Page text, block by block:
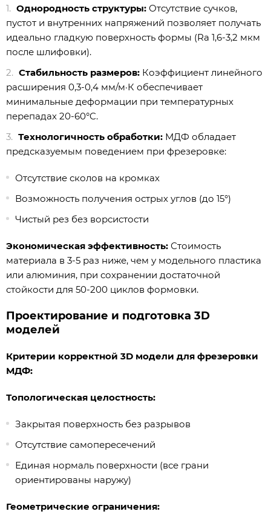
Однородность структуры: Отсутствие сучков,
пустот и внутренних напряжений позволяет получать
идеально гладкую поверхность формы (Ra 1,6-3,2 мкм
после шлифовки).
Стабильность размеров: Коэффициент линейного
расширения 0,3-0,4 мм/м·К обеспечивает
минимальные деформации при температурных
перепадах 20-60°C.
Технологичность обработки: МДФ обладает
предсказуемым поведением при фрезеровке:
Отсутствие сколов на кромках
Возможность получения острых углов (до 15°)
Чистый рез без ворсистости
Экономическая эффективность: Стоимость
материала в 3-5 раз ниже, чем у модельного пластика
или алюминия, при сохранении достаточной
стойкости для 50-200 циклов формовки.
Проектирование и подготовка 3D
моделей
Критерии корректной 3D модели для фрезеровки
МДФ:
Топологическая целостность:
Закрытая поверхность без разрывов
Отсутствие самопересечений
Единая нормаль поверхности (все грани
ориентированы наружу)
Геометрические ограничения: